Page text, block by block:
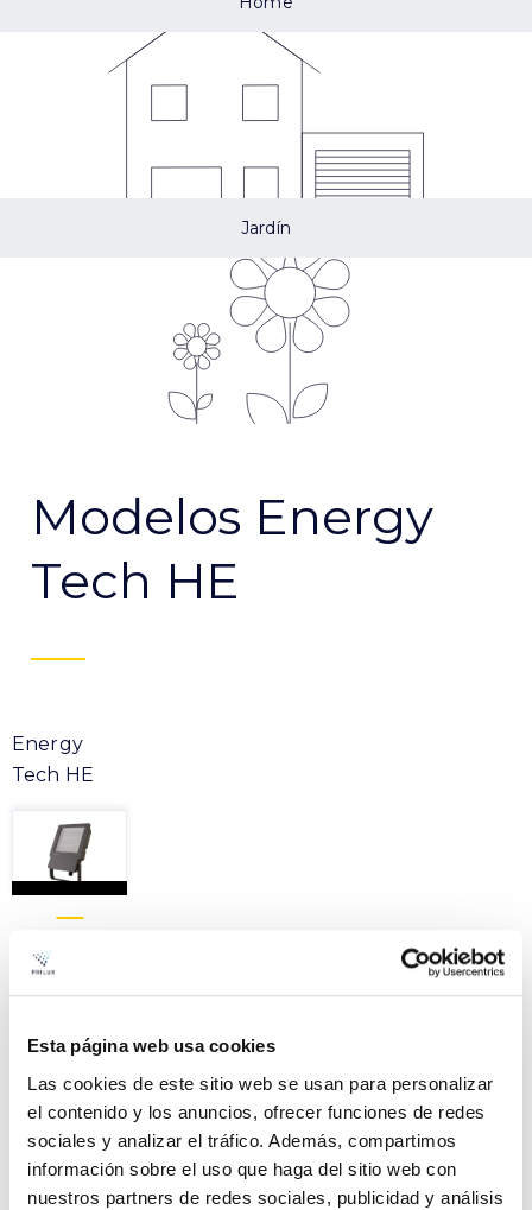
Esta página web usa cookies
Las cookies de este sitio web se usan para personalizar
el contenido y los anuncios, ofrecer funciones de redes
sociales y analizar el tráfico. Además, compartimos
información sobre el uso que haga del sitio web con
nuestros partners de redes sociales, publicidad y análisis
Jardín
Modelos Energy
Tech HE
Energy
Tech HE
VER +
ENERGY TECH HE 13,5W
SKU PPRIL00000576697
W 13,5
Courbe